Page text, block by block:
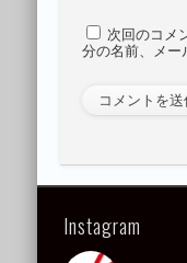
次回のコメ
分の名前、メー
Instagram